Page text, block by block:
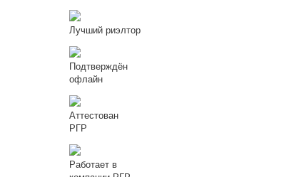
Лучший риэлтор
Подтверждён
офлайн
Аттестован
РГР
Работает в